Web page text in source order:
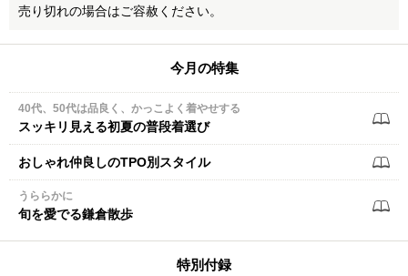
売り切れの場合はご容赦ください。
今月の特集
40代、50代は品良く、かっこよく着やせする
スッキリ見える初夏の普段着選び
おしゃれ仲良しのTPO別スタイル
うららかに
旬を愛でる鎌倉散歩
特別付録